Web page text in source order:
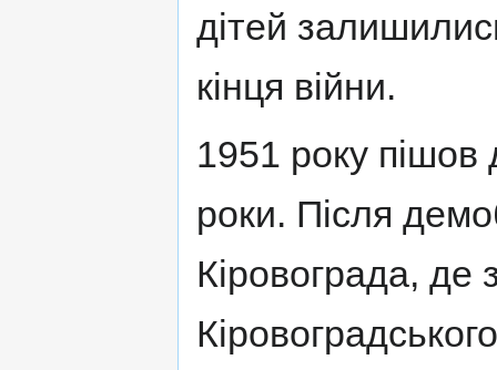
дітей
кінця війни.
1951 року пішов
роки. Після
Кіровограда, де